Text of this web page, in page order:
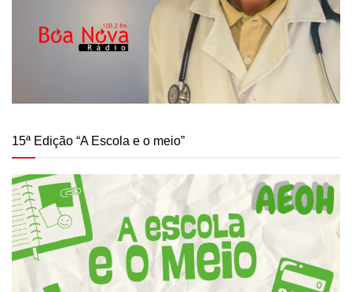
15ª Edição “A Escola e o meio”